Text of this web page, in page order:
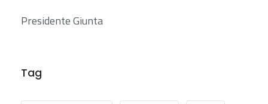
Presidente Giunta
Tag